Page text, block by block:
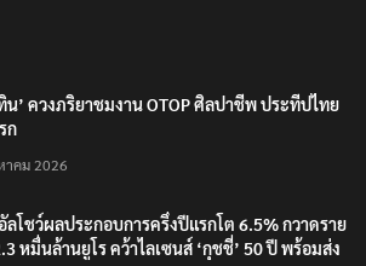
น’ ควงภริยาชมงาน OTOP ศิลปาชีพ ประทีปไทย
ก
าคม 2026
ลโชว์ผลประกอบการครึ่งปีแรกโต 6.5% กวาดราย
หมื่นล้านยูโร คว้าไลเซนส์ ‘กุชชี่’ 50 ปี พร้อมส่ง